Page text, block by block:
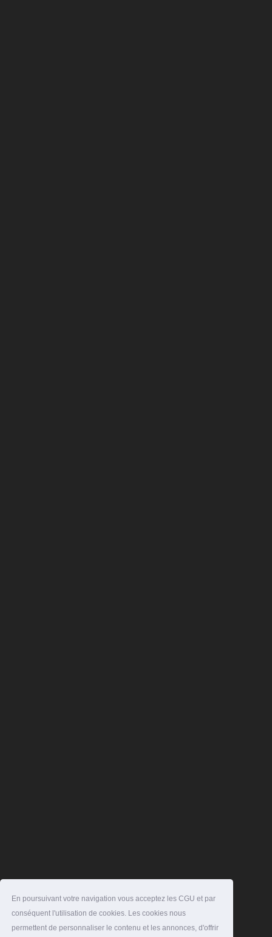
En poursuivant votre navigation vous acceptez les CGU et par
conséquent l'utilisation de cookies. Les cookies nous
permettent de personnaliser le contenu et les annonces, d'offrir